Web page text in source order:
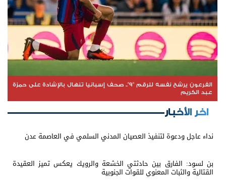
الفرعون يرشح نفسه للرقم "9".. صحف إسبانيا تنهال بالإشادة على حمزة
عبد الكريم
اخر الأخبار
نداء عاجل ودعوة لتنفيذ العصيان المدني السلمي في العاصمة عدن
بن لسود: الفارق بين حادثتي الخشعة والرويك يعكس تميز العقيدة
القتالية والثبات المعنوي للقوات الجنوبية